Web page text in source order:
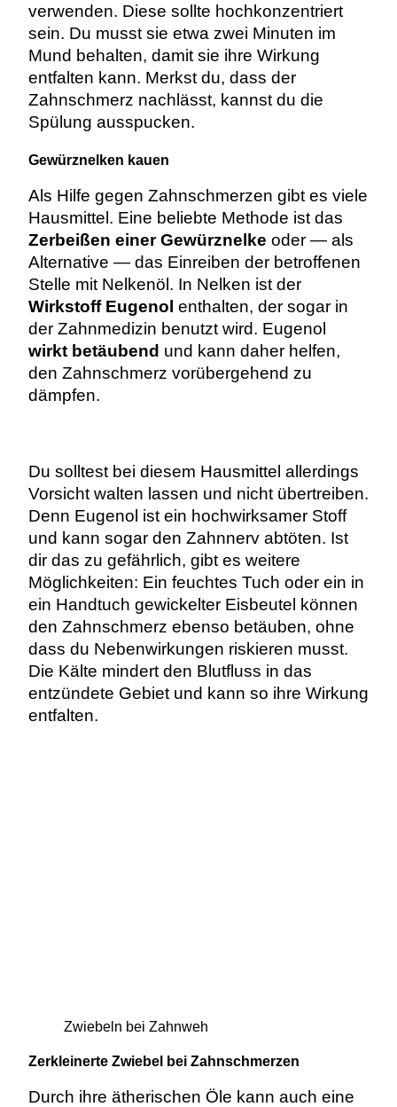
verwenden. Diese sollte hochkonzentriert
sein. Du musst sie etwa zwei Minuten im
Mund behalten, damit sie ihre Wirkung
entfalten kann. Merkst du, dass der
Zahnschmerz nachlässt, kannst du die
Spülung ausspucken.
Gewürznelken kauen
Als Hilfe gegen Zahnschmerzen gibt es viele
Hausmittel. Eine beliebte Methode ist das
Zerbeißen einer Gewürznelke oder — als
Alternative — das Einreiben der betroffenen
Stelle mit Nelkenöl. In Nelken ist der
Wirkstoff Eugenol enthalten, der sogar in
der Zahnmedizin benutzt wird. Eugenol
wirkt betäubend und kann daher helfen,
den Zahnschmerz vorübergehend zu
dämpfen.
Du solltest bei diesem Hausmittel allerdings
Vorsicht walten lassen und nicht übertreiben.
Denn Eugenol ist ein hochwirksamer Stoff
und kann sogar den Zahnnerv abtöten. Ist
dir das zu gefährlich, gibt es weitere
Möglichkeiten: Ein feuchtes Tuch oder ein in
ein Handtuch gewickelter Eisbeutel können
den Zahnschmerz ebenso betäuben, ohne
dass du Nebenwirkungen riskieren musst.
Die Kälte mindert den Blutfluss in das
entzündete Gebiet und kann so ihre Wirkung
entfalten.
Zwiebeln bei Zahnweh
Zerkleinerte Zwiebel bei Zahnschmerzen
Durch ihre ätherischen Öle kann auch eine